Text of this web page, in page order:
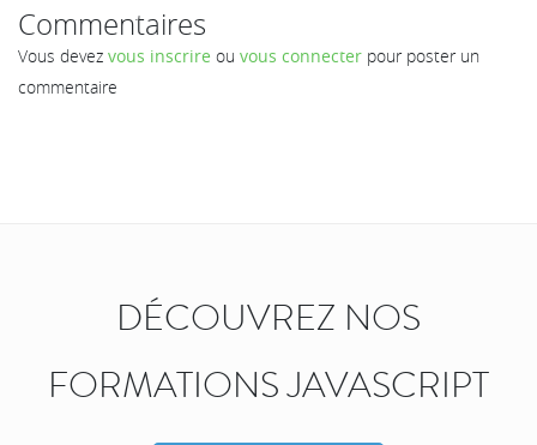
Commentaires
Vous devez vous inscrire ou vous connecter pour poster un
commentaire
DÉCOUVREZ NOS
FORMATIONS JAVASCRIPT